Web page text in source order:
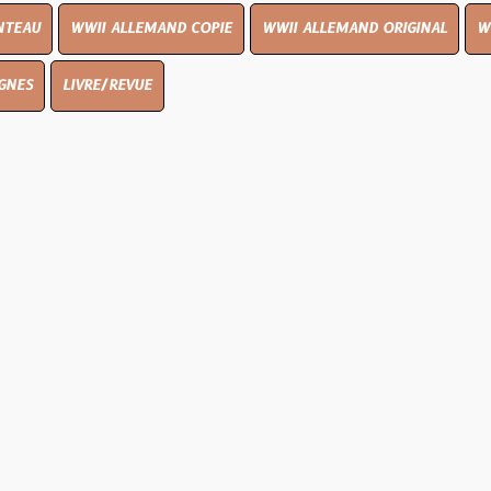
ALLEMAND COPIE WWII ALLEMAND ORIGINAL WWII UK